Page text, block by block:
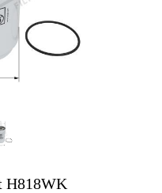
H818WK